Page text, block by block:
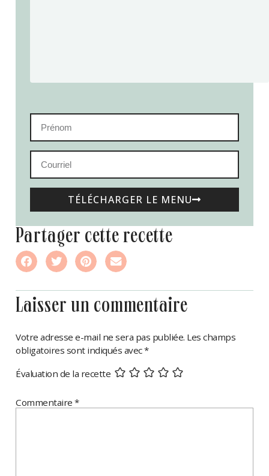
TÉLÉCHARGER LE MENU
partager cette recette
laisser un commentaire
Votre adresse e-mail ne sera pas publiée. Les champs
obligatoires sont indiqués avec*
Évaluation de la recette
Commentaire*